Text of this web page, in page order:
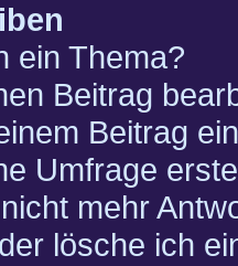
ein Thema?
Beitrag
Beitrag
Umfrage
mehr
lösche ich